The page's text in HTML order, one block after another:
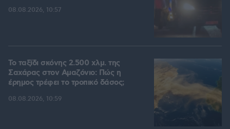
08.08.2026, 10:57
Το ταξίδι σκόνης 2.500 χλμ. της
Σαχάρας στον Αμαζόνιο: Πώς η
έρημος τρέφει το τροπικό δάσος;
08.08.2026, 10:59